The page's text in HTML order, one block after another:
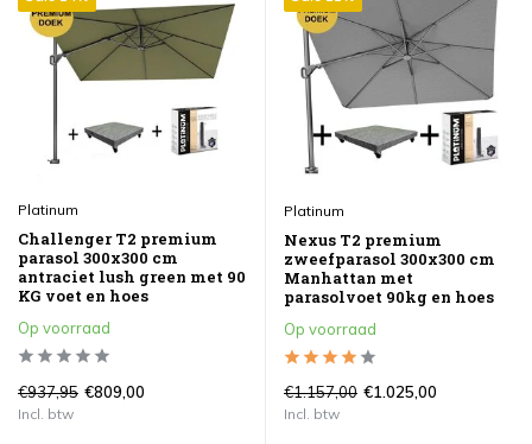
Platinum
Challenger T2 premium
parasol 300x300 cm
antraciet lush green met 90
KG voet en hoes
Op voorraad
€937,95 €809,00
Incl. btw
Platinum
Nexus T2 premium
zweefparasol 300x300 cm
Manhattan met
parasolvoet 90kg en hoes
Op voorraad
€1.157,00 €1.025,00
Incl. btw